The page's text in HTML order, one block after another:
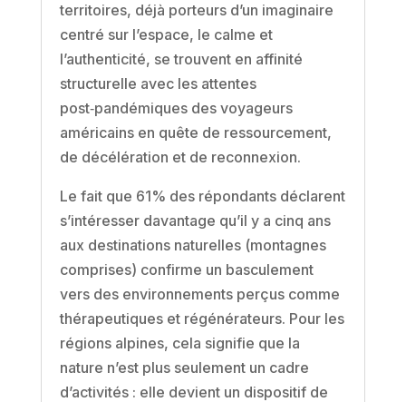
territoires, déjà porteurs d’un imaginaire
centré sur l’espace, le calme et
l’authenticité, se trouvent en affinité
structurelle avec les attentes
post‑pandémiques des voyageurs
américains en quête de ressourcement,
de décélération et de reconnexion.
Le fait que 61% des répondants déclarent
s’intéresser davantage qu’il y a cinq ans
aux destinations naturelles (montagnes
comprises) confirme un basculement
vers des environnements perçus comme
thérapeutiques et régénérateurs. Pour les
régions alpines, cela signifie que la
nature n’est plus seulement un cadre
d’activités : elle devient un dispositif de